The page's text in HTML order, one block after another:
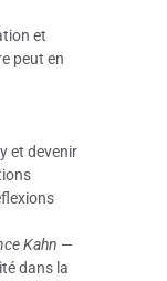
et
peut en
et devenir
Kahn —
dans la